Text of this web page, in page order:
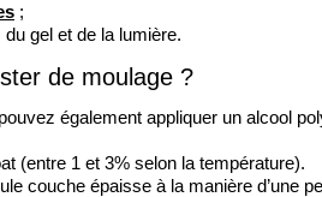
;
gel et de la lumière.
de moulage ?
également appliquer un alcool
(entre 1 et 3% selon la température).
couche épaisse à la manière d’une